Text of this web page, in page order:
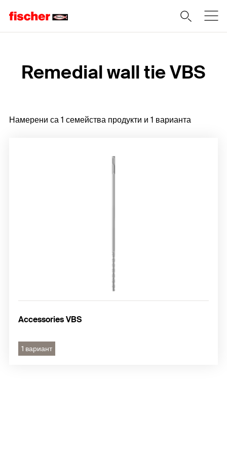
Remedial wall tie VBS
Намерени са 1 семейства продукти и 1 варианта
Accessories VBS
1 вариант